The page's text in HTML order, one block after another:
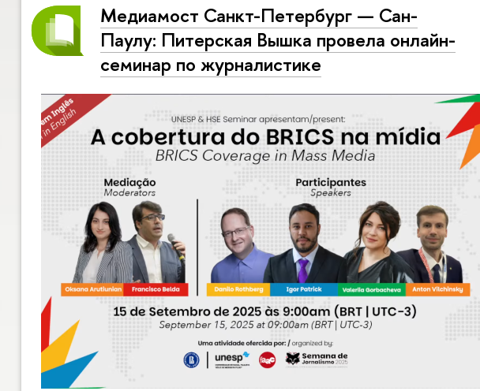
Медиамост Санкт-Петербург — Сан-
Паулу: Питерская Вышка провела онлайн-
семинар по журналистике